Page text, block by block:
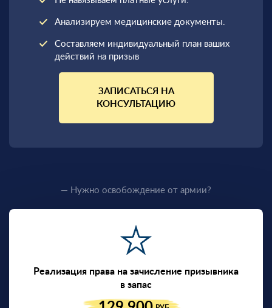
Анализируем медицинские документы.
Составляем индивидуальный план ваших
действий на призыв
ЗАПИСАТЬСЯ НА
КОНСУЛЬТАЦИЮ
— Нужно освобождение от армии?
Реализация права на зачисление призывника
в запас